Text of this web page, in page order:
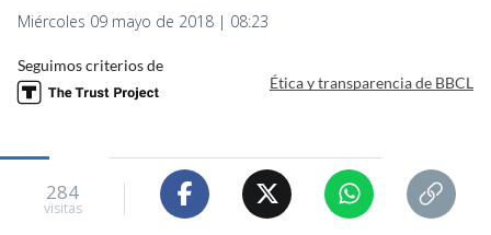
Miércoles 09 mayo de 2018 | 08:23
Seguimos criterios de
Ética y transparencia de BBCL
284
visitas